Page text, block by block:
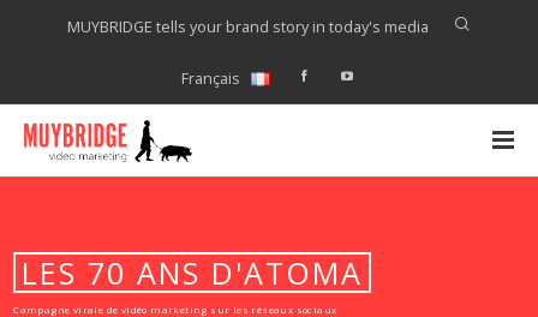
MUYBRIDGE tells your brand story in today's media
Français
LES 70 ANS D'ATOMA
Campagne virale de vidéo marketing sur les réseaux sociaux